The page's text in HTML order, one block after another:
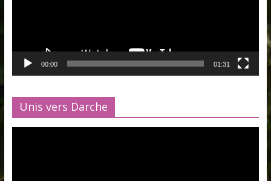
00:00 01:31
Unis vers Darche